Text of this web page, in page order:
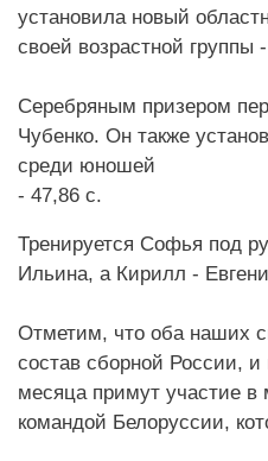
установила новый
своей возрастной группы
Серебряным призером
Чубенко. Он также
среди юношей
- 47,86 с.
Тренируется Софья под
Ильина, а Кирилл -
Отметим, что оба наших
состав сборной России,
месяца примут участие в
командой Белоруссии,